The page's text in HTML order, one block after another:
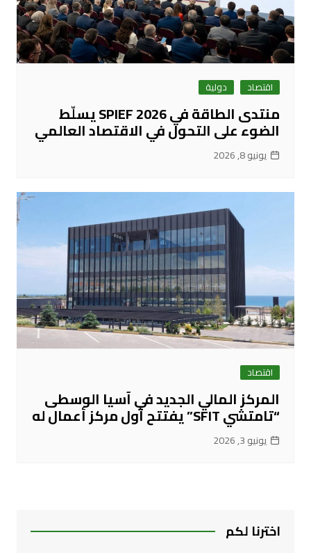
اقتصاد دولية
منتدى الطاقة في SPIEF 2026 يسلّط
الضوء على التحول في الاقتصاد العالمي
يونيو 8, 2026
اقتصاد
المركز المالي الجديد في آسيا الوسطى
“تامتشي SFIT” يفتتح أول مركز أعمال له
يونيو 3, 2026
اخترنا لكم